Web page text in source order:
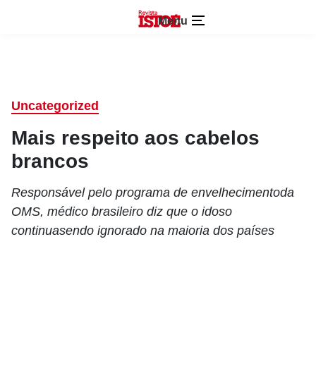
Menu
Uncategorized
Mais respeito aos cabelos
brancos
Responsável pelo programa de envelhecimentoda
OMS, médico brasileiro diz que o idoso
continuasendo ignorado na maioria dos países